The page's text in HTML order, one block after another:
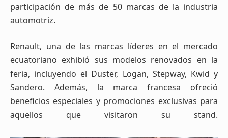
participación de más de 50 marcas de la industria
automotriz.
Renault, una de las marcas líderes en el mercado
ecuatoriano exhibió sus modelos renovados en la
feria, incluyendo el Duster, Logan, Stepway, Kwid y
Sandero. Además, la marca francesa ofreció
beneficios especiales y promociones exclusivas para
aquellos que visitaron su stand.